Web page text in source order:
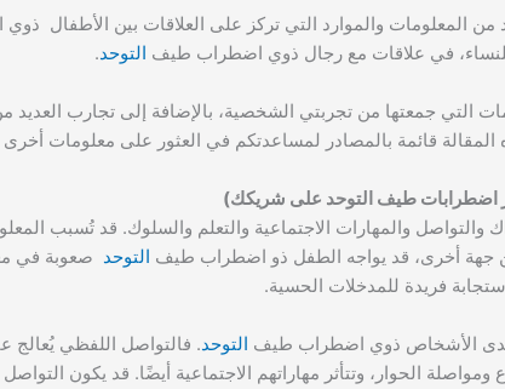
المعلومات والموارد التي تركز على العلاقات بين الأطفال ذوي
للنساء، في علاقات مع رجال ذوي اضطراب طيف التوحد.
التي جمعتها من تجربتي الشخصية، بالإضافة إلى تجارب العديد
قائمة بالمصادر لمساعدتكم في العثور على معلومات أخرى
والمهارات الاجتماعية والتعلم والسلوك. قد تُسبب
جهة أخرى، قد يواجه الطفل ذو اضطراب طيف التوحد صعوبة في
فريدة للمدخلات الحسية.
لدى الأشخاص ذوي اضطراب طيف التوحد. فالتواصل اللفظي يُعالج
الحوار، وتتأثر مهاراتهم الاجتماعية أيضًا. قد يكون